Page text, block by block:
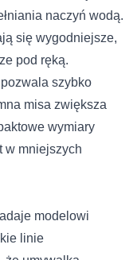
naczyń wodą.
się wygodniejsze,
pod ręką.
szybko
misa zwiększa
wymiary
w mniejszych
modelowi
linie